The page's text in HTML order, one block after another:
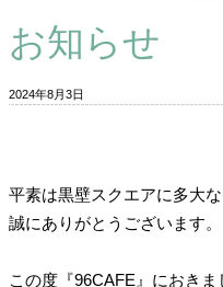
お知らせ
2024年8月3日
平素は黒壁スクエアに多大
誠にありがとうございます。
この度『96CAFE』におき